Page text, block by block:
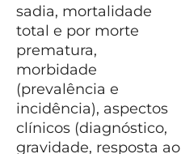
sadia, mortalidade
total e por morte
prematura,
morbidade
(prevalência e
incidência), aspectos
clínicos (diagnóstico,
gravidade, resposta ao